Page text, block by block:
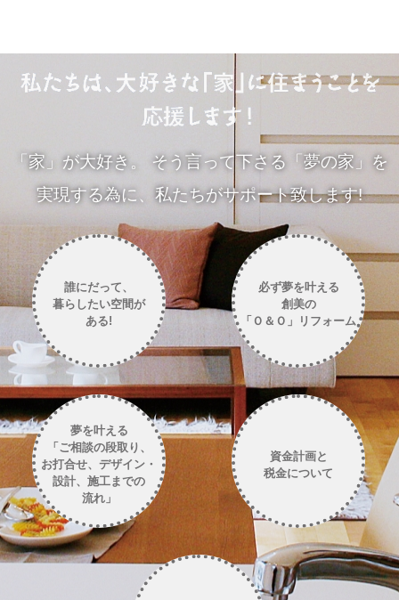
「家」が大好き。
そう言って下さる「夢の家」を
実現する為に、私たちがサポート致します!
誰にだって、
暮らしたい空間が
ある!
必ず夢を叶える
創美の
「Ｏ＆Ｏ」リフォーム
夢を叶える
「ご相談の段取り、
お打合せ、デザイン・
設計、施工までの
流れ」
資金計画と
税金について